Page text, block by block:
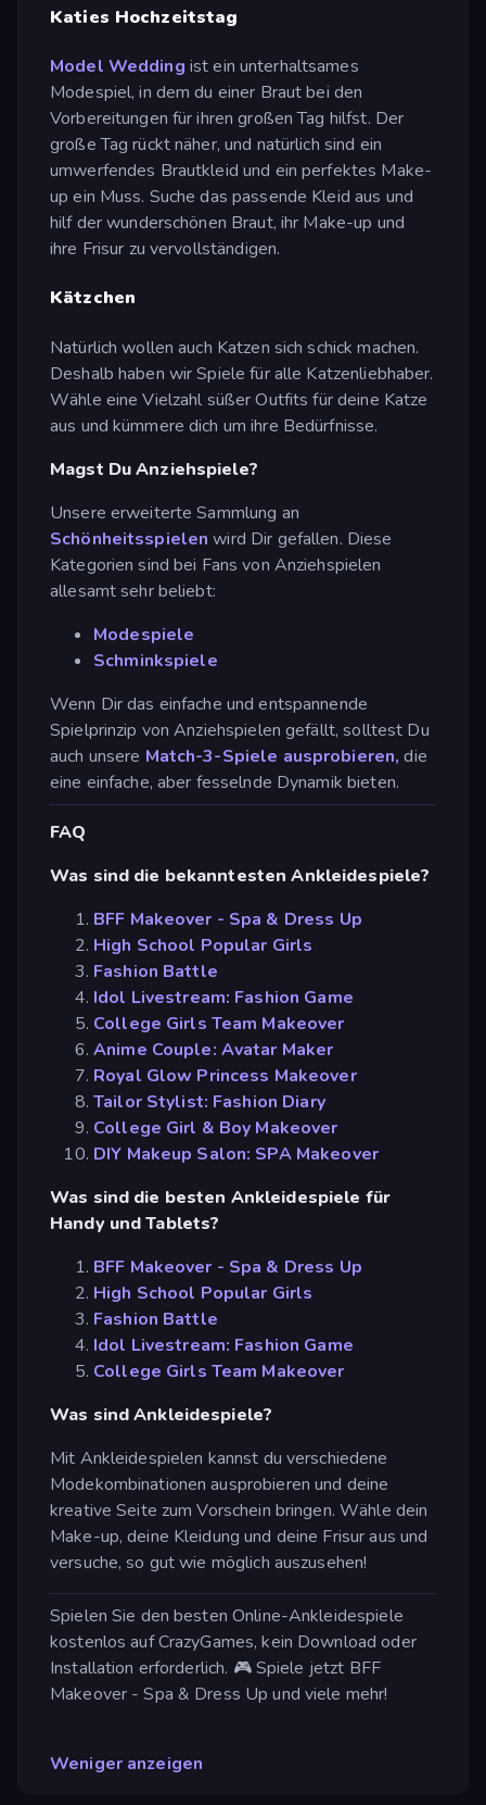
Katies Hochzeitstag
Model Wedding ist ein unterhaltsames
Modespiel, in dem du einer Braut bei den
Vorbereitungen für ihren großen Tag hilfst. Der
große Tag rückt näher, und natürlich sind ein
umwerfendes Brautkleid und ein perfektes Make-
up ein Muss. Suche das passende Kleid aus und
hilf der wunderschönen Braut, ihr Make-up und
ihre Frisur zu vervollständigen.
Kätzchen
Natürlich wollen auch Katzen sich schick machen.
Deshalb haben wir Spiele für alle Katzenliebhaber.
Wähle eine Vielzahl süßer Outfits für deine Katze
aus und kümmere dich um ihre Bedürfnisse.
Magst Du Anziehspiele?
Unsere erweiterte Sammlung an
Schönheitsspielen wird Dir gefallen. Diese
Kategorien sind bei Fans von Anziehspielen
allesamt sehr beliebt:
Modespiele
Schminkspiele
Wenn Dir das einfache und entspannende
Spielprinzip von Anziehspielen gefällt, solltest Du
auch unsere Match-3-Spiele ausprobieren, die
eine einfache, aber fesselnde Dynamik bieten.
FAQ
Was sind die bekanntesten Ankleidespiele?
BFF Makeover - Spa & Dress Up
High School Popular Girls
Fashion Battle
Idol Livestream: Fashion Game
College Girls Team Makeover
Anime Couple: Avatar Maker
Royal Glow Princess Makeover
Tailor Stylist: Fashion Diary
College Girl & Boy Makeover
DIY Makeup Salon: SPA Makeover
Was sind die besten Ankleidespiele für
Handy und Tablets?
BFF Makeover - Spa & Dress Up
High School Popular Girls
Fashion Battle
Idol Livestream: Fashion Game
College Girls Team Makeover
Was sind Ankleidespiele?
Mit Ankleidespielen kannst du verschiedene
Modekombinationen ausprobieren und deine
kreative Seite zum Vorschein bringen. Wähle dein
Make-up, deine Kleidung und deine Frisur aus und
versuche, so gut wie möglich auszusehen!
Spielen Sie den besten Online-Ankleidespiele
kostenlos auf CrazyGames, kein Download oder
Installation erforderlich. 🎮 Spiele jetzt BFF
Makeover - Spa & Dress Up und viele mehr!
Weniger anzeigen